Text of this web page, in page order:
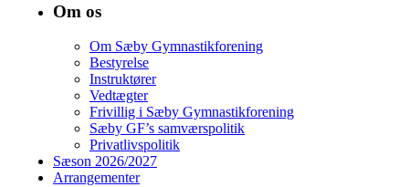
Om os
Om Sæby Gymnastikforening
Bestyrelse
Instruktører
Vedtægter
Frivillig i Sæby Gymnastikforening
Sæby GF’s samværspolitik
Privatlivspolitik
Sæson 2026/2027
Arrangementer